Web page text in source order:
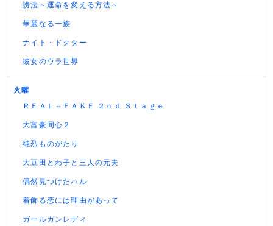
謗法～運命を変える方法～
華麗なる一族
ナイト・ドクター
彼女のウラ世界
火曜
ＲＥＡＬ⇔ＦＡＫＥ ２ｎｄ Ｓｔａｇｅ
大富豪同心２
純烈ものがたり
大豆田とわ子と三人の元夫
偶然見つけたハル
着飾る恋には理由があって
ガールガンレディ